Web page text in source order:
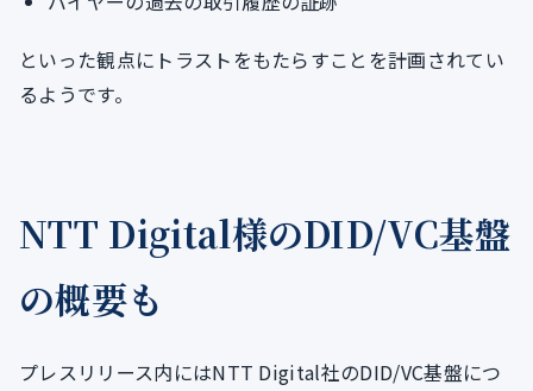
といった観点にトラストをもたらすことを計画されてい
るようです。
NTT Digital様のDID/VC基盤
の概要も
プレスリリース内にはNTT Digital社のDID/VC基盤につ